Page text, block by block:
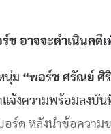
ช อาจจะดำเนินคดี
นุ่ม “พอร์ช ศรัณย์ ศิ
แจ้งความพร้อมลงบั
อร์ด หลังนำข้อความ